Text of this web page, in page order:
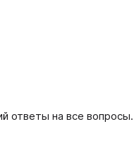
ответы на все